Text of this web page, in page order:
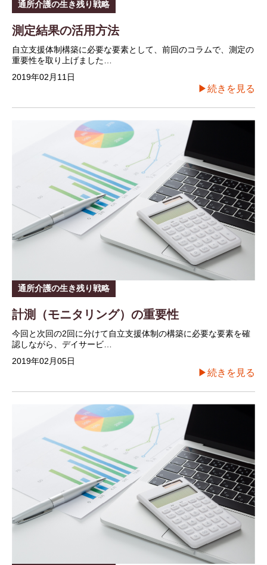
通所介護の生き残り戦略
測定結果の活用方法
自立支援体制構築に必要な要素として、前回のコラムで、測定の
重要性を取り上げました…
2019年02月11日
▶続きを見る
通所介護の生き残り戦略
計測（モニタリング）の重要性
今回と次回の2回に分けて自立支援体制の構築に必要な要素を確
認しながら、デイサービ…
2019年02月05日
▶続きを見る